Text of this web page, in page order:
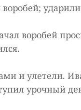
воробей
и улетели.
урочный